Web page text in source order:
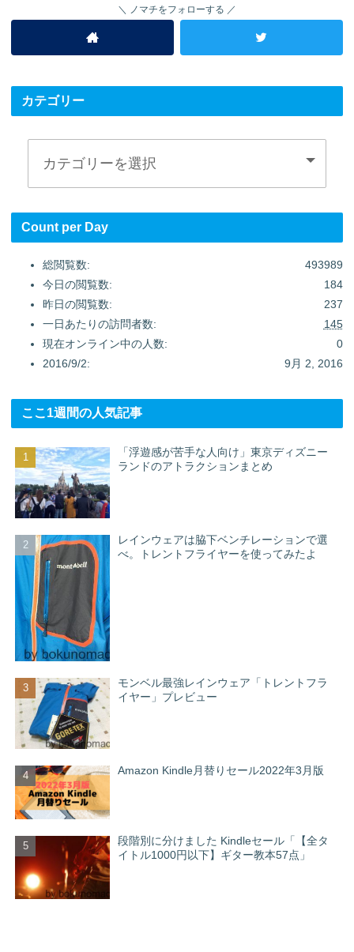
ノマチをフォローする
カテゴリー
Count per Day
493989
総閲覧数:
184
今日の閲覧数:
237
昨日の閲覧数:
145
一日あたりの訪問者数:
0
現在オンライン中の人数:
9月 2, 2016
2016/9/2:
ここ1週間の人気記事
「浮遊感が苦手な人向け」東京ディズニー
ランドのアトラクションまとめ
レインウェアは脇下ベンチレーションで選
べ。トレントフライヤーを使ってみたよ
モンベル最強レインウェア「トレントフラ
イヤー」プレビュー
Amazon Kindle月替りセール2022年3月版
段階別に分けました Kindleセール「【全タ
イトル1000円以下】ギター教本57点」